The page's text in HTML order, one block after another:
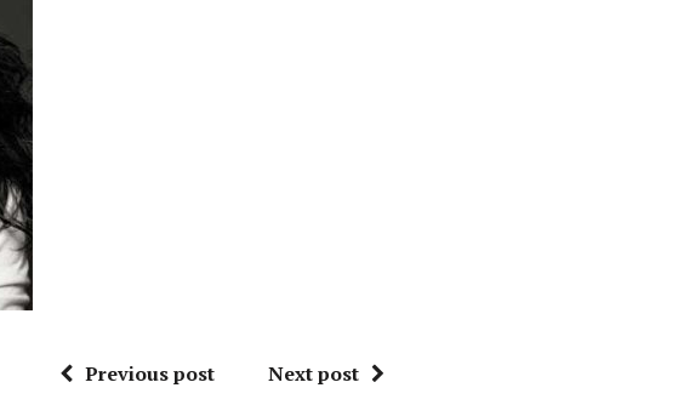
Previous post Next post